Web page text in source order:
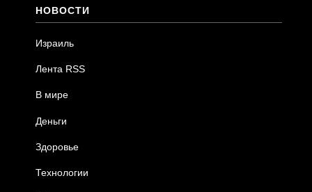
НОВОСТИ
Израиль
Лента RSS
В мире
Деньги
Здоровье
Технологии